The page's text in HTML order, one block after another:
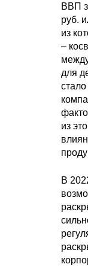
ВВП
руб.
из
–
для
из
В